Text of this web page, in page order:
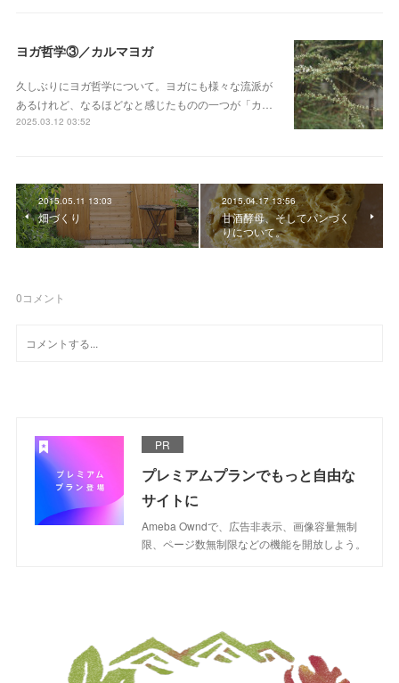
ヨガ哲学③／カルマヨガ
久しぶりにヨガ哲学について。ヨガにも様々な流派が
あるけれど、なるほどなと感じたものの一つが「カ…
2025.03.12 03:52
2015.05.11 13:03
畑づくり
2015.04.17 13:56
甘酒酵母、そしてパンづく
りについて。
0コメント
PR
プレミアムプランでもっと自由な
サイトに
Ameba Owndで、広告非表示、画像容量無制
限、ページ数無制限などの機能を開放しよう。